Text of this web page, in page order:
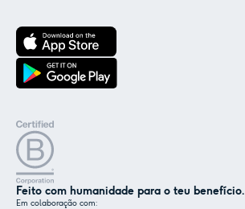
Feito com humanidade para o teu benefício.
Em colaboração com: